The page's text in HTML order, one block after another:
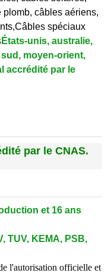
câbles aériens,
Câbles spéciaux
États-unis, australie,
moyen-orient,
accrédité par le
par le CNAS.
et 16 ans
TUV, KEMA, PSB,
l'autorisation officielle et